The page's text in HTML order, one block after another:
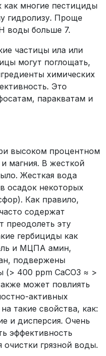
как многие пестициды
гидролизу. Проще
воды больше 7.
частицы ила или
могут поглощать,
химических
Это
паракватам и
высоком процентном
магния. В жесткой
Жесткая вода
осадок некоторых
Как правило,
содержат
преодолеть эту
гербициды как
и MЦПА амин,
подвержены
(> 400 ppm CaCO3 ≈ >
может повлиять
активных
такие свойства, как:
и дисперсия. Очень
эффективность
грязной воды.